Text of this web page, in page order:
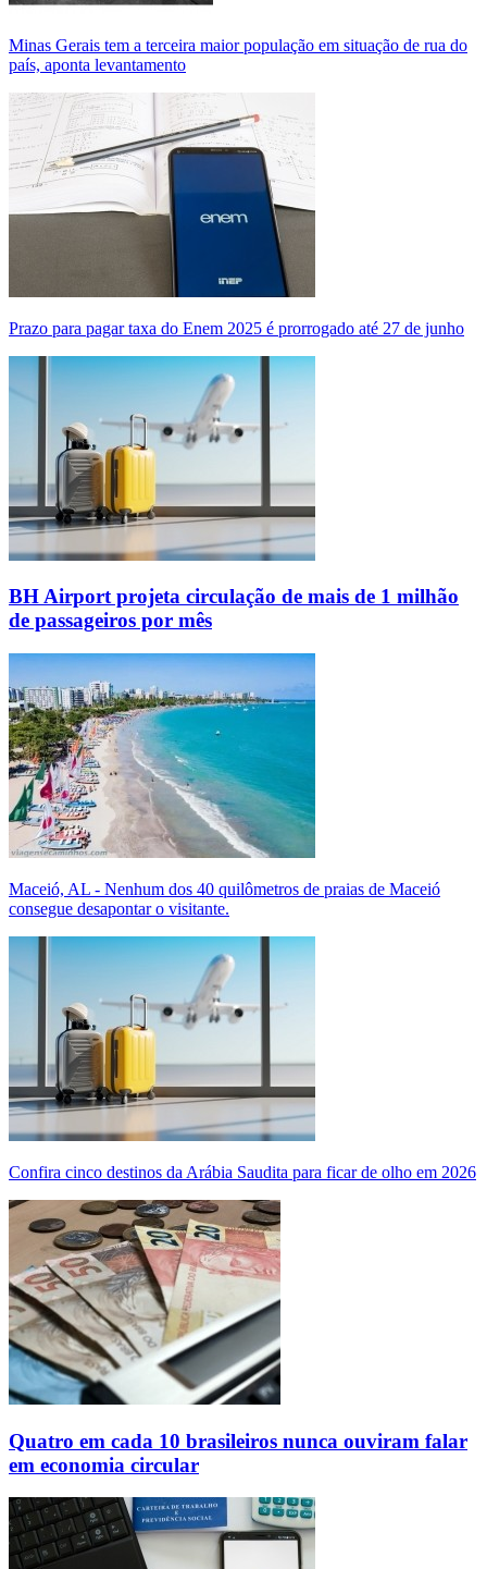
Minas Gerais tem a terceira maior população em situação de rua do
país, aponta levantamento
Prazo para pagar taxa do Enem 2025 é prorrogado até 27 de junho
BH Airport projeta circulação de mais de 1 milhão
de passageiros por mês
Maceió, AL - Nenhum dos 40 quilômetros de praias de Maceió
consegue desapontar o visitante.
Confira cinco destinos da Arábia Saudita para ficar de olho em 2026
Quatro em cada 10 brasileiros nunca ouviram falar
em economia circular